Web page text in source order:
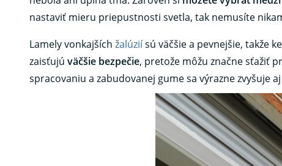
nastaviť mieru priepustnosti svetla, tak nemusíte
Lamely vonkajších žalúziísú väčšie a pevnejšie, takže
zaisťujú väčšie bezpečie, pretože môžu značne sťažiť
spracovaniu a zabudovanej gume sa výrazne zvyšuje aj